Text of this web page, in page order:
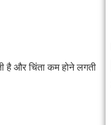
है और चिंता कम होने लगती